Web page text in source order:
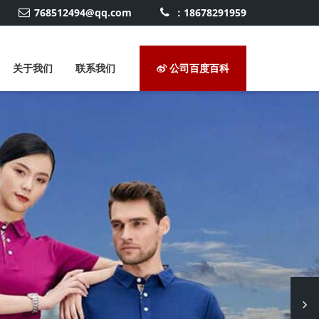
768512494@qq.com ：18678291959
公司百度百科
关于我们 联系我们